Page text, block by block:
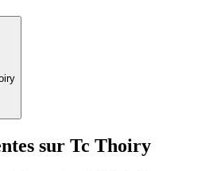
sur Tc Thoiry